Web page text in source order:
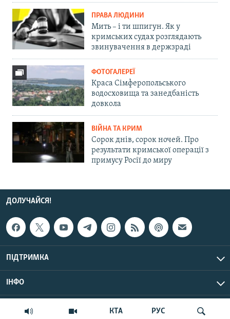
КТА РУС
ПРАВА ЛЮДИНИ
Мить – і ти шпигун. Як у
кримських судах розглядають
звинувачення в держзраді
ФОТОГАЛЕРЕЇ
Краса Сімферопольського
водосховища та занедбаність
довкола
ВІЙНА ТА КРИМ
Сорок днів, сорок ночей. Про
результати кримської операції з
примусу Росії до миру
ДОЛУЧАЙСЯ!
ПІДТРИМКА
ІНФО
© Крим.Реалії, 2026 | Усі права застережено.